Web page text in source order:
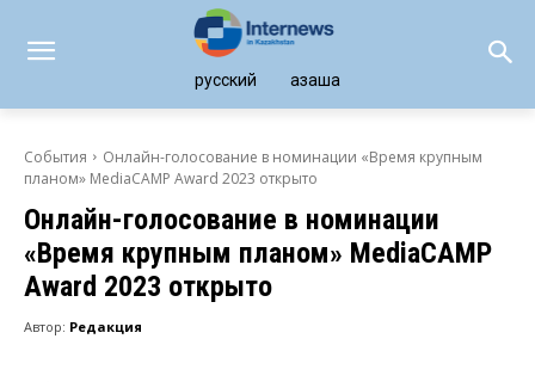
русский қазақша
События
Онлайн-голосование в номинации «Время крупным
планом» MediaCAMP Award 2023 открыто
Онлайн-голосование в номинации
«Время крупным планом» MediaCAMP
Award 2023 открыто
Автор: Редакция